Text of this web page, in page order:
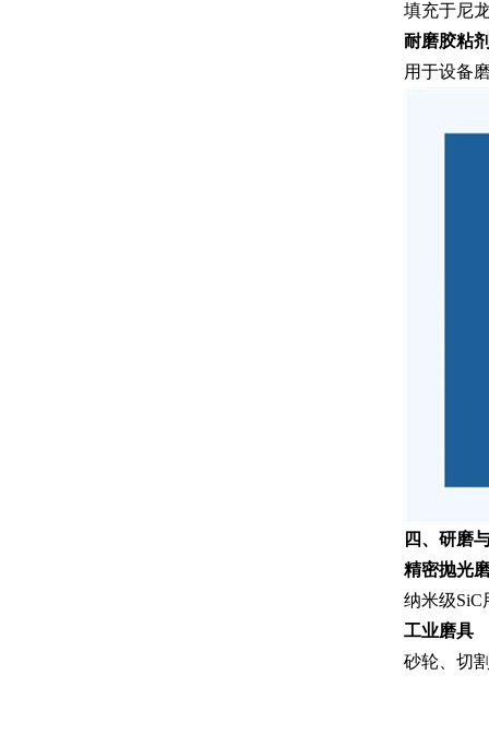
填充于尼
耐磨胶粘
用于设备
四、研磨
精密抛光
纳米级SiC
工业磨具
砂轮、切